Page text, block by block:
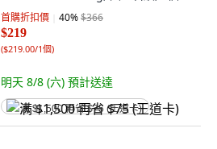
首購折扣價 40%$366
$219
($219.00/1個)
明天 8/8 (六) 預計送達
满 $1,500 再省 $75 (王道卡)